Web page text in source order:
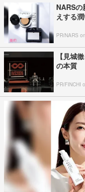
NARS
えする
PR(NARS
【見城
の本質
PR(FINCHI